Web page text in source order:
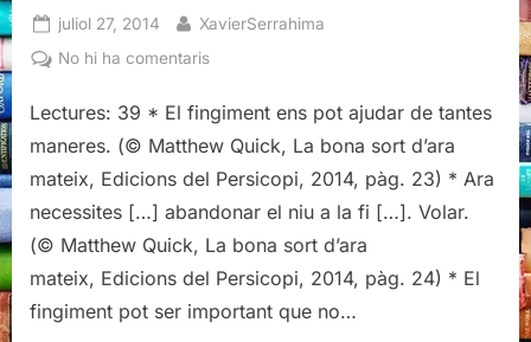
Posted
on
juliol 27, 2014 By
XavierSerrahima
No hi ha comentarisa
literàries
de
bona
sort
d’ara
mateix,
Matthew
Lectures: 39 * El fingiment ens pot ajudar de tantes
maneres. (© Matthew Quick, La bona sort d’ara
mateix, Edicions del Persicopi, 2014, pàg. 23) * Ara
necessites […] abandonar el niu a la fi […]. Volar.
(© Matthew Quick, La bona sort d’ara
mateix, Edicions del Persicopi, 2014, pàg. 24) * El
fingiment pot ser important que no…